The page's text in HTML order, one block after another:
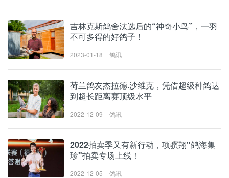
吉林克斯鸽舍汰选后的“神奇小鸟”，一羽
不可多得的好鸽子！
2023-01-18 鸽讯
荷兰鸽友杰拉德.沙维克，凭借超级种鸽达
到超长距离赛顶级水平
2022-12-09 鸽讯
2022拍卖季又有新行动，项骥翔"鸽海集
珍"拍卖专场上线！
2022-12-05 鸽讯